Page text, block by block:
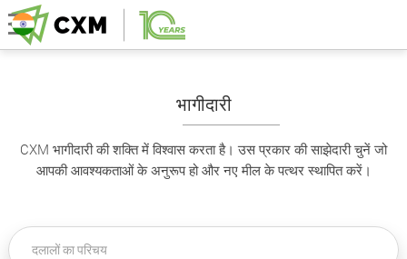
भागीदारी
CXM भागीदारी की शक्ति में विश्वास करता है। उस प्रकार की साझेदारी चुनें जो
आपकी आवश्यकताओं के अनुरूप हो और नए मील के पत्थर स्थापित करें।
दलालों का परिचय